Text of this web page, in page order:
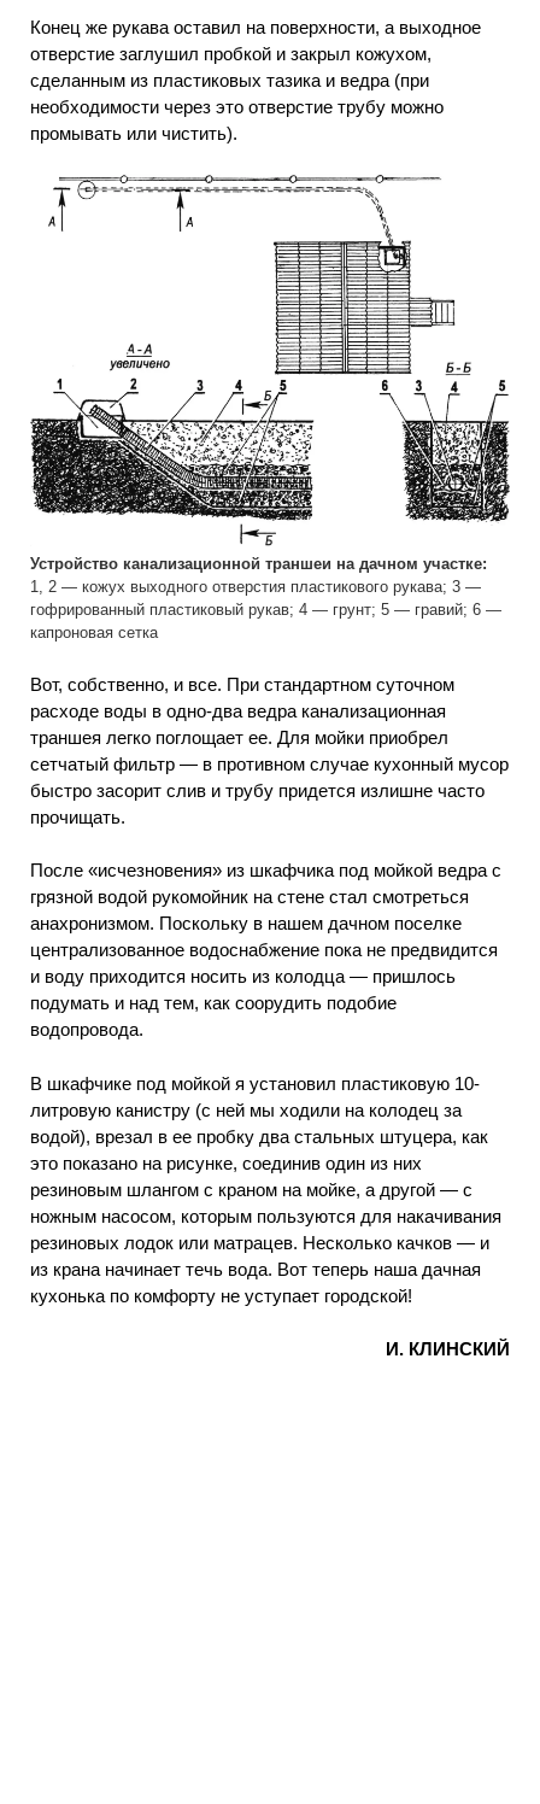
Конец же рукава оставил на поверхности, а выходное
отверстие заглушил пробкой и закрыл кожухом,
сделанным из пластиковых тазика и ведра (при
необходимости через это отверстие трубу можно
промывать или чистить).
Устройство канализационной траншеи на дачном участке:
1, 2 — кожух выходного отверстия пластикового рукава; 3 —
гофрированный пластиковый рукав; 4 — грунт; 5 — гравий; 6 —
капроновая сетка
Вот, собственно, и все. При стандартном суточном
расходе воды в одно-два ведра канализационная
траншея легко поглощает ее. Для мойки приобрел
сетчатый фильтр — в противном случае кухонный мусор
быстро засорит слив и трубу придется излишне часто
прочищать.
После «исчезновения» из шкафчика под мойкой ведра с
грязной водой рукомойник на стене стал смотреться
анахронизмом. Поскольку в нашем дачном поселке
централизованное водоснабжение пока не предвидится
и воду приходится носить из колодца — пришлось
подумать и над тем, как соорудить подобие
водопровода.
В шкафчике под мойкой я установил пластиковую 10-
литровую канистру (с ней мы ходили на колодец за
водой), врезал в ее пробку два стальных штуцера, как
это показано на рисунке, соединив один из них
резиновым шлангом с краном на мойке, а другой — с
ножным насосом, которым пользуются для накачивания
резиновых лодок или матрацев. Несколько качков — и
из крана начинает течь вода. Вот теперь наша дачная
кухонька по комфорту не уступает городской!
И. КЛИНСКИЙ